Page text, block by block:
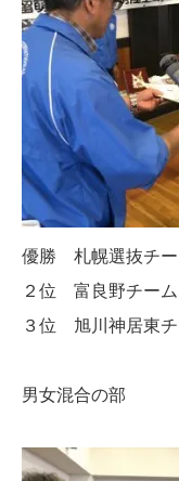
優勝 札幌選抜
２位 富良野
３位 旭川神居
男女混合の部